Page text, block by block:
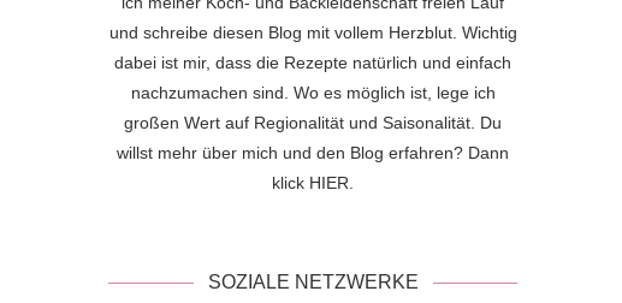
und schreibe diesen Blog mit vollem Herzblut. Wichtig
dabei ist mir, dass die Rezepte natürlich und einfach
nachzumachen sind. Wo es möglich ist, lege ich
großen Wert auf Regionalität und Saisonalität. Du
willst mehr über mich und den Blog erfahren? Dann
klick HIER
SOZIALE NETZWERKE